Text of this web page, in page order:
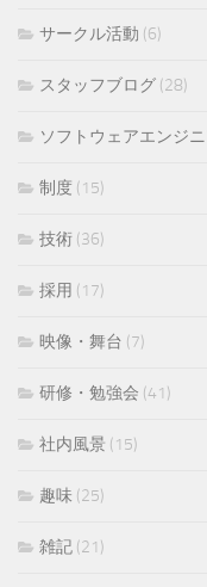
サークル活動 (6)
スタッフブログ (28)
ソフトウェアエンジ
制度 (15)
技術 (36)
採用 (17)
映像・舞台 (7)
研修・勉強会 (41)
社内風景 (15)
趣味 (25)
雑記 (21)